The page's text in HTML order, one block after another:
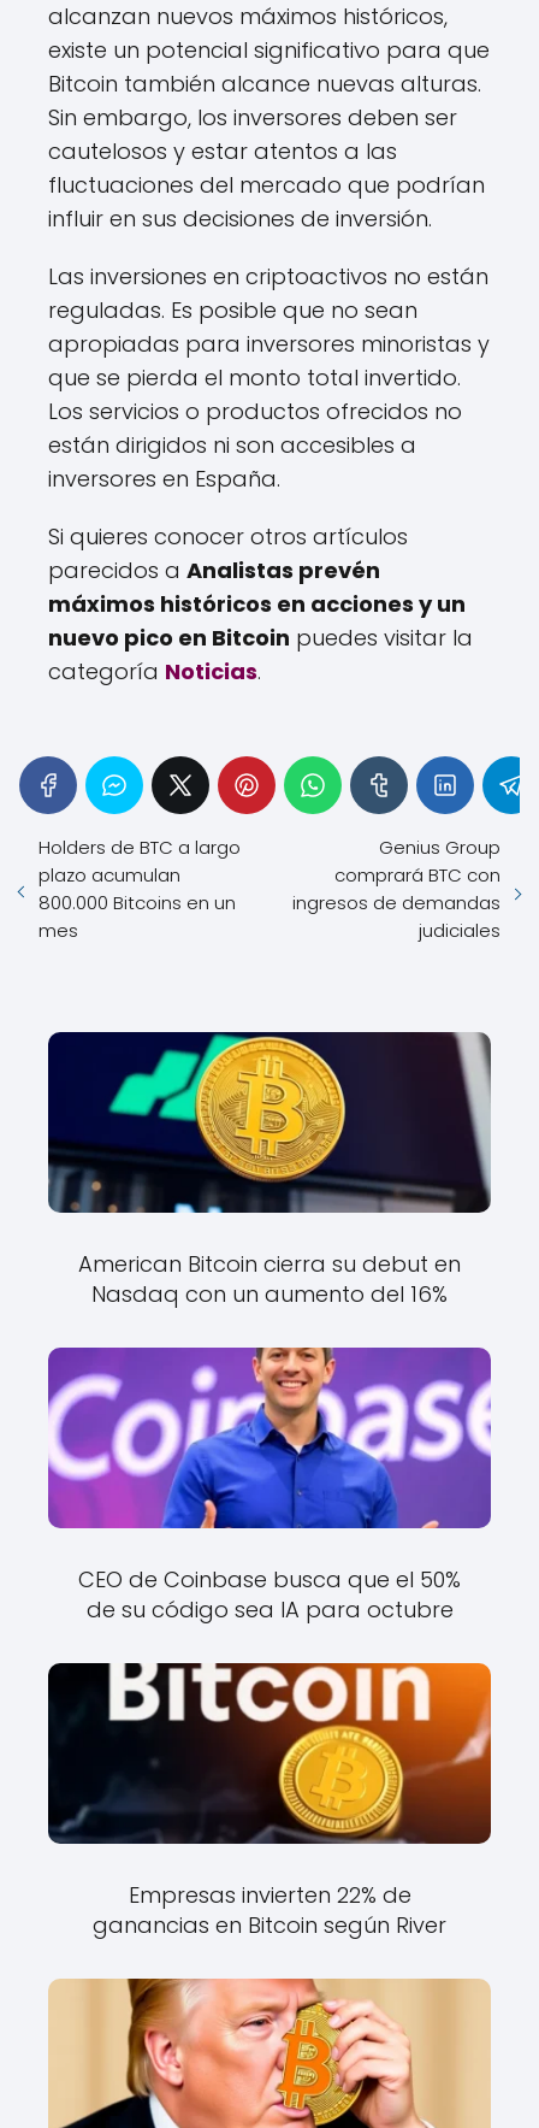
alcanzan nuevos máximos históricos,
existe un potencial significativo para que
Bitcoin también alcance nuevas alturas.
Sin embargo, los inversores deben ser
cautelosos y estar atentos a las
fluctuaciones del mercado que podrían
influir en sus decisiones de inversión.
Las inversiones en criptoactivos no están
reguladas. Es posible que no sean
apropiadas para inversores minoristas y
que se pierda el monto total invertido.
Los servicios o productos ofrecidos no
están dirigidos ni son accesibles a
inversores en España.
Si quieres conocer otros artículos
parecidos a Analistas prevén
máximos históricos en acciones y un
nuevo pico en Bitcoin puedes visitar la
categoría Noticias.
Holders de BTC a largo
plazo acumulan
800.000 Bitcoins en un
mes
Genius Group
comprará BTC con
ingresos de demandas
judiciales
American Bitcoin cierra su debut en
Nasdaq con un aumento del 16%
CEO de Coinbase busca que el 50%
de su código sea IA para octubre
Empresas invierten 22% de
ganancias en Bitcoin según River